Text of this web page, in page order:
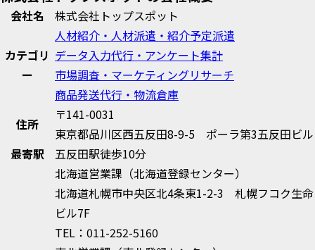
会社名 株式会社トップスポット
カテゴリ
ー
人材紹介・人材派遣・紹介予定派遣
データ入力代行・アンケート集計
市場調査・マーケティングリサーチ
商品発送代行・物流倉庫
住所
〒141-0031
東京都品川区西五反田8-9-5 ポーラ第3五反田ビル
最寄駅
五反田駅徒歩10分
北海道営業課（北海道登録センター）
北海道札幌市中央区北4条東1-2-3 札幌フコク生命
ビル7F
TEL：011-252-5160